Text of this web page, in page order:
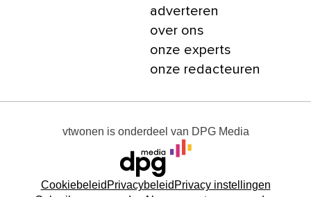
adverteren
over ons
onze experts
onze redacteuren
vtwonen is onderdeel van DPG Media
Cookiebeleid Privacybeleid Privacy instellingen